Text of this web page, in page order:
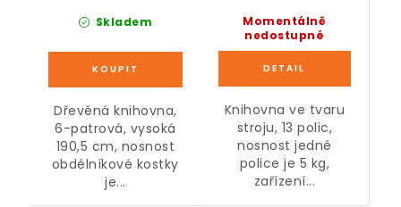
Skladem
Dřevěná knihovna,
6-patrová, vysoká
190,5 cm, nosnost
obdélníkové kostky
je...
Momentálně
nedostupné
Knihovna ve tvaru
stroju, 13 polic,
nosnost jedné
police je 5 kg,
zařízení...